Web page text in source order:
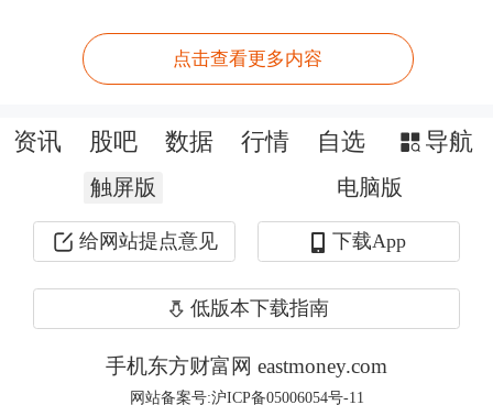
股进行梳理。一季度，天赐材料 、
润规模在3亿元以上，依次为16.54亿
元、11.73亿元、5.06亿元、3.76亿元。
点击查看更多内容
资讯 股吧 数据 行情 自选 导航
触屏版 电脑版
给网站提点意见 下载App
低版本下载指南
手机东方财富网 eastmoney.com
网站备案号:沪ICP备05006054号-11